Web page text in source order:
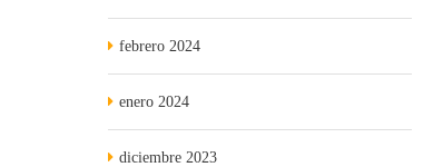
febrero 2024
enero 2024
diciembre 2023